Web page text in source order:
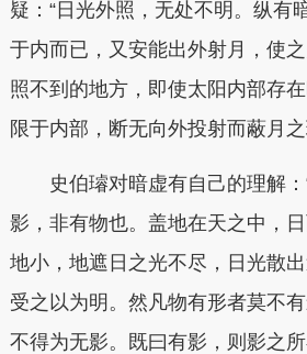
疑：“日光外照，无处不明。纵有
于内而已，又安能出外射月，使
照不到的地方，即使太阳内部存
限于内部，断无向外投射而蔽月之
史伯璿对暗虚有自己的理解
影，非有物也。盖地在天之中，
地小，地遮日之光不尽，日光散
受之以为明。然凡物有形者莫不
不得为无影。既曰有影，则影之